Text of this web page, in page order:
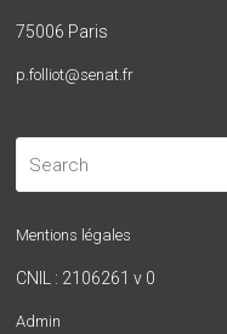
75006 Paris
p.folliot@senat.fr
Mentions légales
CNIL : 2106261 v 0
Admin